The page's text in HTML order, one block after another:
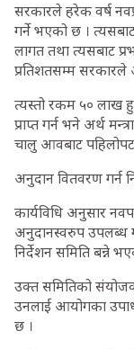
सरकारले हरेक वर्ष
गर्ने भएको छ ।
लागत तथा त्यसबाट
प्रतिशतसम्म सरकारले
त्यस्तो रकम ५० लाख
प्राप्त गर्न भने अर्थ
चालु आवबाट
अनुदान वितवरण गर्न
कार्यविधि अनुसार
अनुदानस्वरुप उपलब्ध
निर्देशन समिति बन्ने
उक्त समितिको
उनलाई आयोगका
छ ।